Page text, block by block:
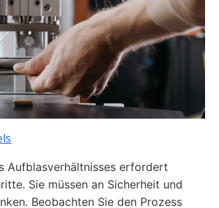
Aufblasverhältnisses erfordert
Sie müssen an Sicherheit und
Beobachten Sie den Prozess